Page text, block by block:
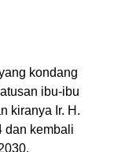
kondang
ibu-ibu
kiranya Ir. H.
dan kembali